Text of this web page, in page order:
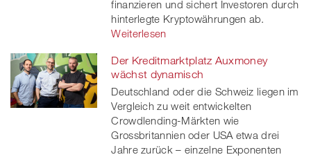
finanzieren und sichert Investoren durch
hinterlegte Kryptowährungen ab.
Weiterlesen
Der Kreditmarktplatz Auxmoney
wächst dynamisch
Deutschland oder die Schweiz liegen im
Vergleich zu weit entwickelten
Crowdlending-Märkten wie
Grossbritannien oder USA etwa drei
Jahre zurück – einzelne Exponenten